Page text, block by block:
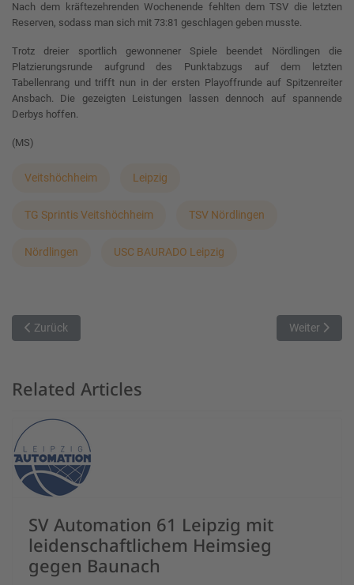
Nach dem kräftezehrenden Wochenende fehlten dem TSV die letzten
Reserven, sodass man sich mit 73:81 geschlagen geben musste.
Trotz dreier sportlich gewonnener Spiele beendet Nördlingen die
Platzierungsrunde aufgrund des Punktabzugs auf dem letzten
Tabellenrang und trifft nun in der ersten Playoffrunde auf Spitzenreiter
Ansbach. Die gezeigten Leistungen lassen dennoch auf spannende
Derbys hoffen.
(MS)
Veitshöchheim Leipzig
TG Sprintis Veitshöchheim TSV Nördlingen
Nördlingen USC BAURADO Leipzig
Vorheriger Beitrag: Veitshöchheimer gehen als Siebter in die Play-
Zurück Nächster
Weiter
Related Articles
SV Automation 61 Leipzig mit
leidenschaftlichem Heimsieg
gegen Baunach